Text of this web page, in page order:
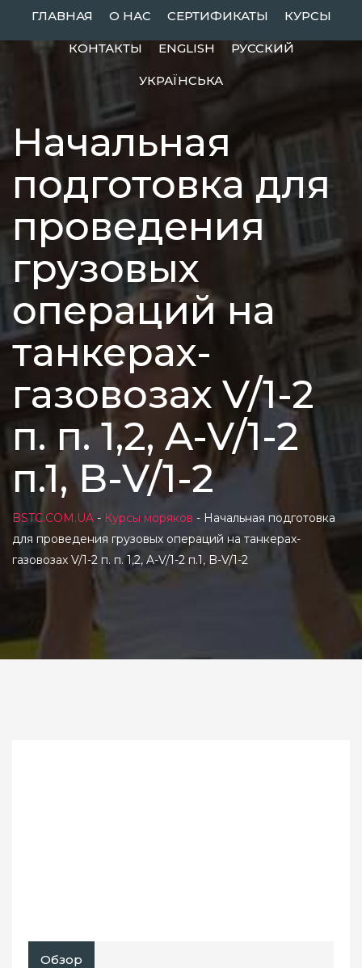
content
ГЛАВНАЯ О НАС СЕРТИФИКАТЫ КУРСЫ
КОНТАКТЫ ENGLISH РУССКИЙ
УКРАЇНСЬКА
Начальная
подготовка для
проведения
грузовых
операций на
танкерах-
газовозах V/1-2
п. п. 1,2, A-V/1-2
п.1, B-V/1-2
BSTC.COM.UA - Курсы моряков - Начальная подготовка
для проведения грузовых операций на танкерах-
газовозах V/1-2 п. п. 1,2, A-V/1-2 п.1, B-V/1-2
Обзор